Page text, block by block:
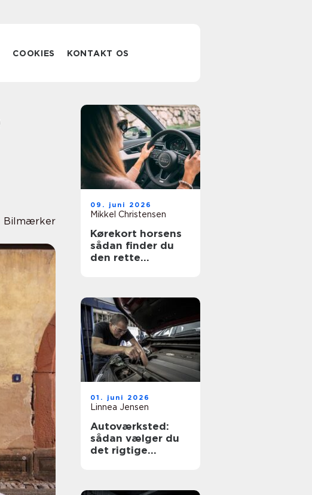
COOKIES KONTAKT OS
Bilmærker
09. juni 2026
Mikkel Christensen
Kørekort horsens
sådan finder du
den rette
01. juni 2026
Linnea Jensen
Autoværksted:
sådan vælger du
det rigtige